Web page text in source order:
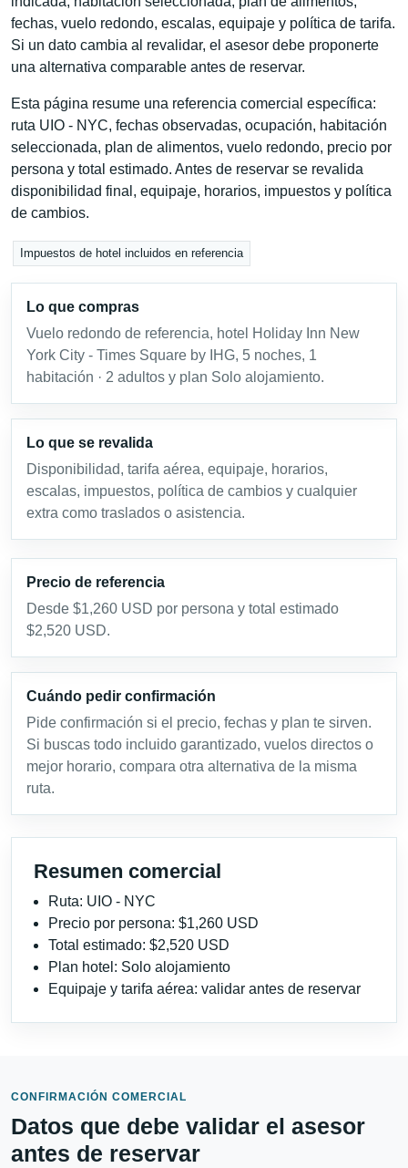
fechas, vuelo redondo, escalas, equipaje y política de tarifa.
Si un dato cambia al revalidar, el asesor debe proponerte
una alternativa comparable antes de reservar.
Esta página resume una referencia comercial específica:
ruta UIO - NYC, fechas observadas, ocupación, habitación
seleccionada, plan de alimentos, vuelo redondo, precio por
persona y total estimado. Antes de reservar se revalida
disponibilidad final, equipaje, horarios, impuestos y política
de cambios.
Impuestos de hotel incluidos en referencia
Lo que compras
Vuelo redondo de referencia, hotel Holiday Inn New
York City - Times Square by IHG, 5 noches, 1
habitación · 2 adultos y plan Solo alojamiento.
Lo que se revalida
Disponibilidad, tarifa aérea, equipaje, horarios,
escalas, impuestos, política de cambios y cualquier
extra como traslados o asistencia.
Precio de referencia
Desde $1,260 USD por persona y total estimado
$2,520 USD.
Cuándo pedir confirmación
Pide confirmación si el precio, fechas y plan te sirven.
Si buscas todo incluido garantizado, vuelos directos o
mejor horario, compara otra alternativa de la misma
ruta.
Resumen comercial
Ruta: UIO - NYC
Precio por persona: $1,260 USD
Total estimado: $2,520 USD
Plan hotel: Solo alojamiento
Equipaje y tarifa aérea: validar antes de reservar
CONFIRMACIÓN COMERCIAL
Datos que debe validar el asesor
antes de reservar